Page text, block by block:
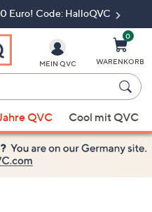
Euro! Code: HalloQVC
MEIN QVC
0
WARENKORB
QVC Cool mit QVC